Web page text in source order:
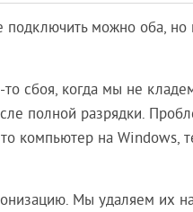
можно оба, но
то сбоя, когда мы не
полной разрядки.
то компьютер на Windows,
Мы удаляем их